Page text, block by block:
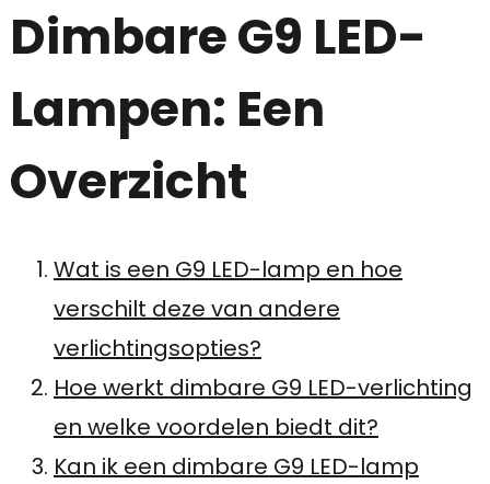
Dimbare G9 LED-
Lampen: Een
Overzicht
Wat is een G9 LED-lamp en hoe
verschilt deze van andere
verlichtingsopties?
Hoe werkt dimbare G9 LED-verlichting
en welke voordelen biedt dit?
Kan ik een dimbare G9 LED-lamp